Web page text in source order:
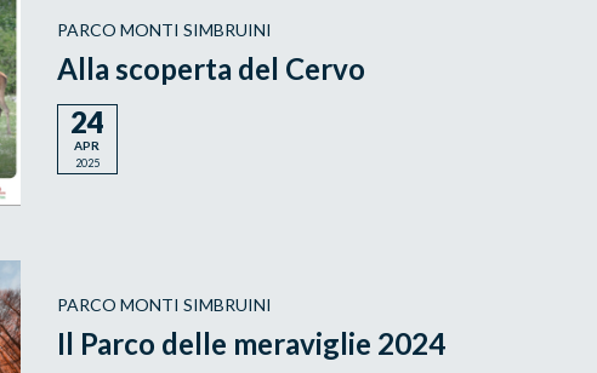
PARCO MONTI SIMBRUINI
Alla scoperta del Cervo
24
APR
2025
PARCO MONTI SIMBRUINI
Il Parco delle meraviglie 2024